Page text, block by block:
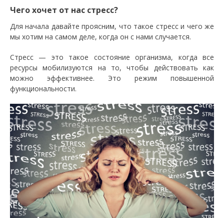
Чего хочет от нас стресс?
Для начала давайте проясним, что такое стресс и чего же
мы хотим на самом деле, когда он с нами случается.
Стресс — это такое состояние организма, когда все
ресурсы мобилизуются на то, чтобы действовать как
можно эффективнее. Это режим повышенной
функциональности.